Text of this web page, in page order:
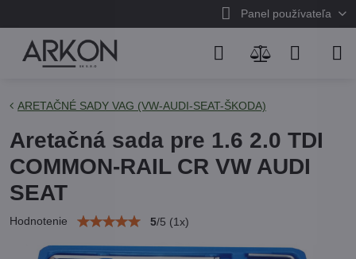
Panel používateľa
ARETAČNÉ SADY VAG (VW-AUDI-SEAT-ŠKODA)
Aretačná sada pre 1.6 2.0 TDI
COMMON-RAIL CR VW AUDI
SEAT
Hodnotenie 5/5 (1x)